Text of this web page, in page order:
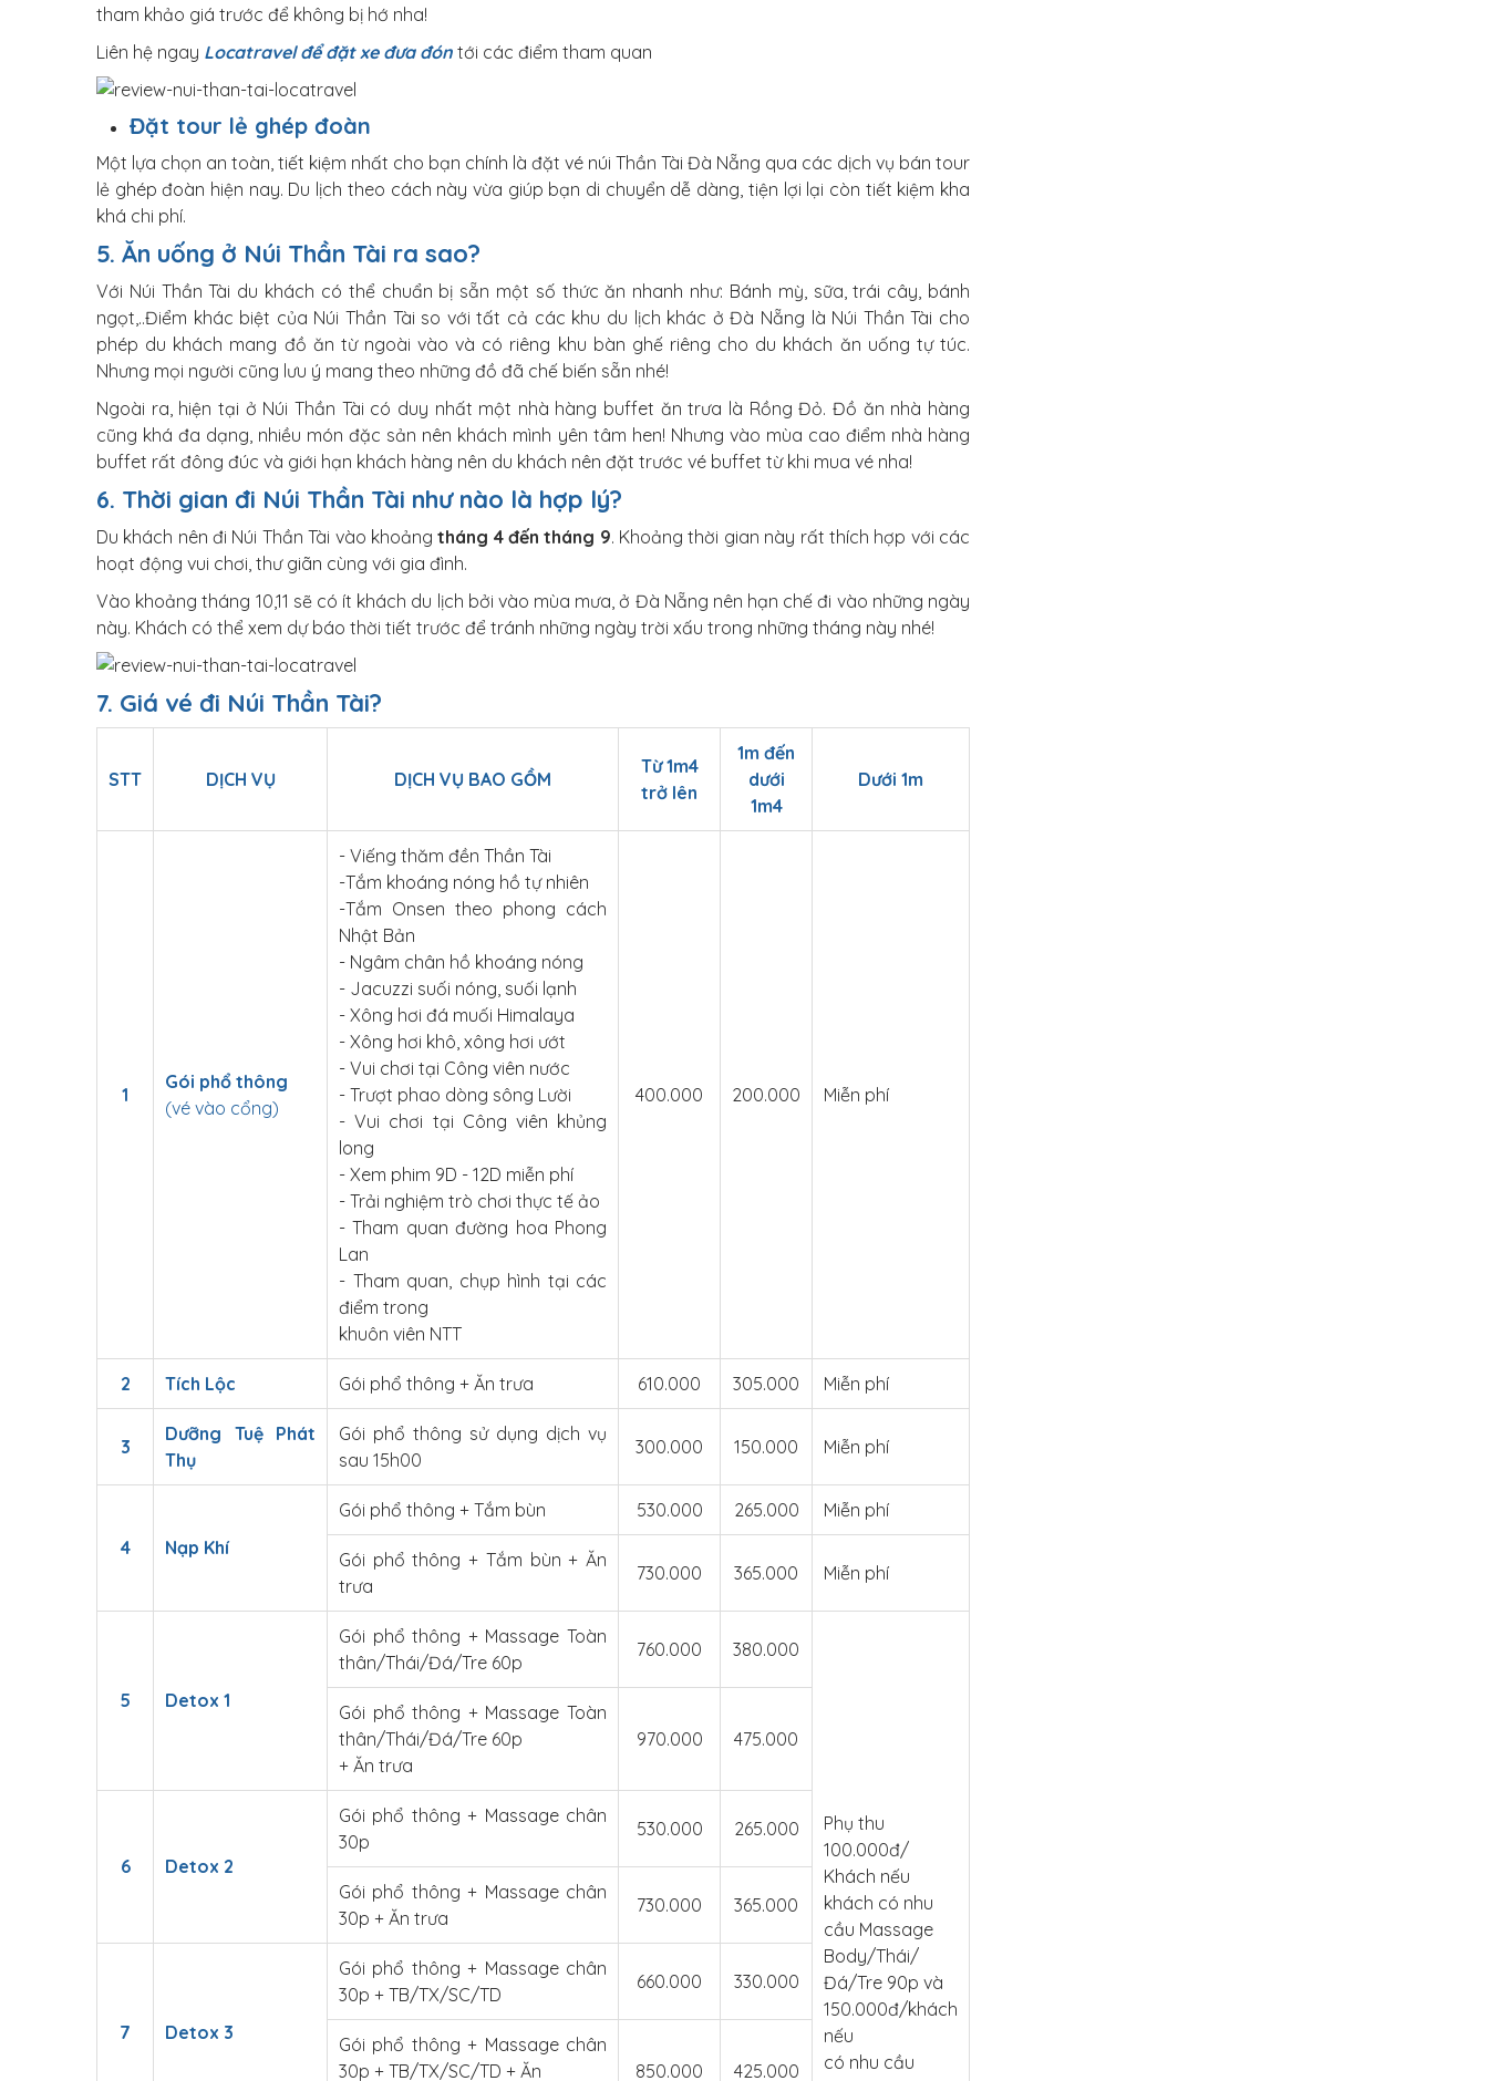
tham khảo giá trước để không bị hớ nha!
Liên hệ ngay Locatravel để đặt xe đưa đón tới các điểm tham quan
Đặt tour lẻ ghép đoàn
Một lựa chọn an toàn, tiết kiệm nhất cho bạn chính là đặt vé núi Thần Tài Đà Nẵng qua các dịch vụ bán tour
lẻ ghép đoàn hiện nay. Du lịch theo cách này vừa giúp bạn di chuyển dễ dàng, tiện lợi lại còn tiết kiệm kha
khá chi phí.
5. Ăn uống ở Núi Thần Tài ra sao?
Với Núi Thần Tài du khách có thể chuẩn bị sẵn một số thức ăn nhanh như: Bánh mỳ, sữa, trái cây, bánh
ngọt,..Điểm khác biệt của Núi Thần Tài so với tất cả các khu du lịch khác ở Đà Nẵng là Núi Thần Tài cho
phép du khách mang đồ ăn từ ngoài vào và có riêng khu bàn ghế riêng cho du khách ăn uống tự túc.
Nhưng mọi người cũng lưu ý mang theo những đồ đã chế biến sẵn nhé!
Ngoài ra, hiện tại ở Núi Thần Tài có duy nhất một nhà hàng buffet ăn trưa là Rồng Đỏ. Đồ ăn nhà hàng
cũng khá đa dạng, nhiều món đặc sản nên khách mình yên tâm hen! Nhưng vào mùa cao điểm nhà hàng
buffet rất đông đúc và giới hạn khách hàng nên du khách nên đặt trước vé buffet từ khi mua vé nha!
6. Thời gian đi Núi Thần Tài như nào là hợp lý?
Du khách nên đi Núi Thần Tài vào khoảngtháng 4 đến tháng 9. Khoảng thời gian này rất thích hợp với các
hoạt động vui chơi, thư giãn cùng với gia đình.
Vào khoảng tháng 10,11 sẽ có ít khách du lịch bởi vào mùa mưa, ở Đà Nẵng nên hạn chế đi vào những ngày
này. Khách có thể xem dự báo thời tiết trước để tránh những ngày trời xấu trong những tháng này nhé!
7. Giá vé đi Núi Thần Tài?
STT DỊCH VỤ DỊCH VỤ BAO GỒM
Từ 1m4
trở lên
1m đến
dưới
1m4
Dưới 1m
1
Gói phổ thông
(vé vào cổng)
- Viếng thăm đền Thần Tài
-Tắm khoáng nóng hồ tự nhiên
-Tắm Onsen theo phong cách
Nhật Bản
- Ngâm chân hồ khoáng nóng
- Jacuzzi suối nóng, suối lạnh
- Xông hơi đá muối Himalaya
- Xông hơi khô, xông hơi ướt
- Vui chơi tại Công viên nước
- Trượt phao dòng sông Lười
- Vui chơi tại Công viên khủng
long
- Xem phim 9D - 12D miễn phí
- Trải nghiệm trò chơi thực tế ảo
- Tham quan đường hoa Phong
Lan
- Tham quan, chụp hình tại các
điểm trong
khuôn viên NTT
400.000 200.000 Miễn phí
2 Tích Lộc Gói phổ thông + Ăn trưa 610.000 305.000 Miễn phí
3
Dưỡng Tuệ Phát
Thụ
Gói phổ thông sử dụng dịch vụ
sau 15h00
300.000 150.000 Miễn phí
4 Nạp Khí
Gói phổ thông + Tắm bùn 530.000 265.000 Miễn phí
Gói phổ thông + Tắm bùn + Ăn
trưa
730.000 365.000 Miễn phí
5 Detox 1
Gói phổ thông + Massage Toàn
thân/Thái/Đá/Tre 60p
760.000 380.000
Phụ thu
100.000đ/
Khách nếu
khách có nhu
cầu Massage
Body/Thái/
Đá/Tre 90p và
150.000đ/khách
nếu
có nhu cầu
Gói phổ thông + Massage Toàn
thân/Thái/Đá/Tre 60p
+ Ăn trưa
970.000 475.000
6 Detox 2
Gói phổ thông + Massage chân
30p
530.000 265.000
Gói phổ thông + Massage chân
30p + Ăn trưa
730.000 365.000
7 Detox 3
Gói phổ thông + Massage chân
30p + TB/TX/SC/TD
660.000 330.000
Gói phổ thông + Massage chân
30p + TB/TX/SC/TD + Ăn
850.000 425.000